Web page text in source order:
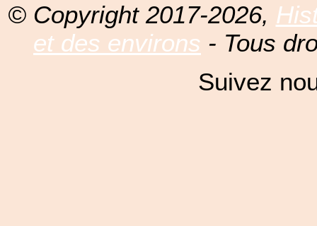
© Copyright 2017-2026,
et des environs - Tous
Suivez